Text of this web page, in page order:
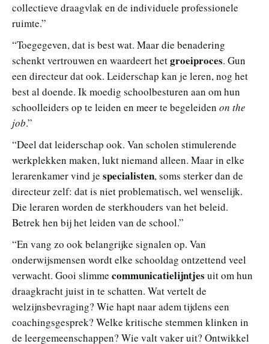
collectieve draagvlak en de individuele professionele
ruimte.”
“Toegegeven, dat is best wat. Maar die benadering
schenkt vertrouwen en waardeert hetgroeiproces. Gun
een directeur dat ook. Leiderschap kan je leren, nog het
best al doende. Ik moedig schoolbesturen aan om hun
schoolleiders op te leiden en meer te begeleiden on the
job.”
“Deel dat leiderschap ook. Van scholen stimulerende
werkplekken maken, lukt niemand alleen. Maar in elke
lerarenkamer vind je specialisten, soms sterker dan de
directeur zelf: dat is niet problematisch, wel wenselijk.
Die leraren worden de sterkhouders van het beleid.
Betrek hen bij het leiden van de school.”
“En vang zo ook belangrijke signalen op. Van
onderwijsmensen wordt elke schooldag ontzettend veel
verwacht. Gooi slimme communicatielijntjes uit om hun
draagkracht juist in te schatten. Wat vertelt de
welzijnsbevraging? Wie hapt naar adem tijdens een
coachingsgesprek? Welke kritische stemmen klinken in
de leergemeenschappen? Wie valt vaker uit? Ontwikkel